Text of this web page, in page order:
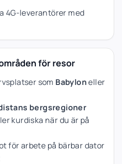
4G-leverantörer med
för resor
som Babyloneller
bergsregioner
kurdiska när du är på
för arbete på bärbar dator